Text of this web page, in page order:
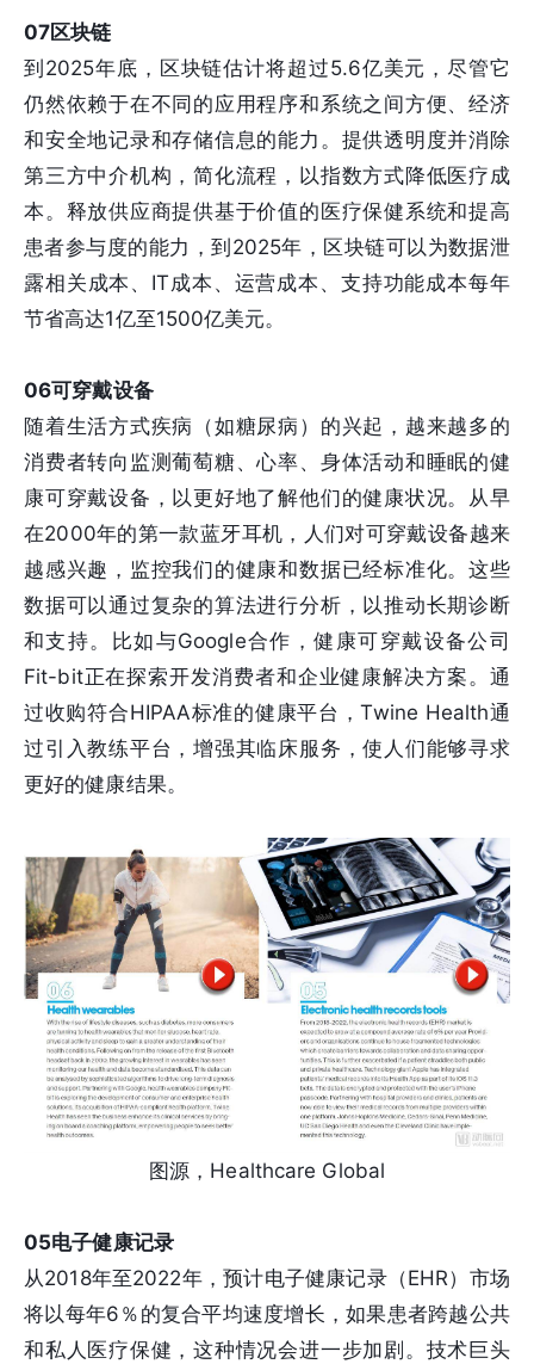
07区块链
到2025年底，区块链估计将超过5.6亿美元，尽管它
仍然依赖于在不同的应用程序和系统之间方便、经济
和安全地记录和存储信息的能力。提供透明度并消除
第三方中介机构，简化流程，以指数方式降低医疗成
本。释放供应商提供基于价值的医疗保健系统和提高
患者参与度的能力，到2025年，区块链可以为数据泄
露相关成本、IT成本、运营成本、支持功能成本每年
节省高达1亿至1500亿美元。
06可穿戴设备
随着生活方式疾病（如糖尿病）的兴起，越来越多的
消费者转向监测葡萄糖、心率、身体活动和睡眠的健
康可穿戴设备，以更好地了解他们的健康状况。从早
在2000年的第一款蓝牙耳机，人们对可穿戴设备越来
越感兴趣，监控我们的健康和数据已经标准化。这些
数据可以通过复杂的算法进行分析，以推动长期诊断
和支持。比如与Google合作，健康可穿戴设备公司
Fit-bit正在探索开发消费者和企业健康解决方案。通
过收购符合HIPAA标准的健康平台，Twine Health通
过引入教练平台，增强其临床服务，使人们能够寻求
更好的健康结果。
图源，Healthcare Global
05电子健康记录
从2018年至2022年，预计电子健康记录（EHR）市场
将以每年6％的复合平均速度增长，如果患者跨越公共
和私人医疗保健，这种情况会进一步加剧。技术巨头